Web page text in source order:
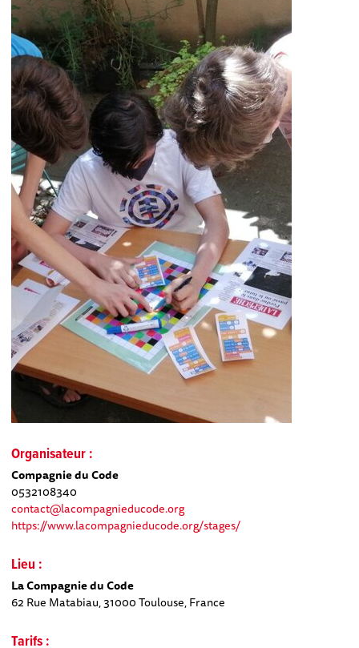
Organisateur :
Compagnie du Code
0532108340
contact@lacompagnieducode.org
https://www.lacompagnieducode.org/stages/
Lieu :
La Compagnie du Code
62 Rue Matabiau, 31000 Toulouse, France
Tarifs :